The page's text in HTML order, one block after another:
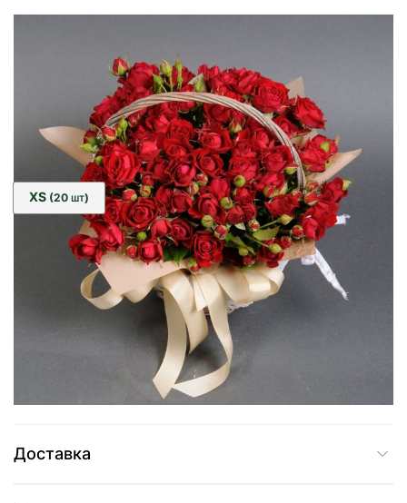
30см
Размер:
XS (20 ШТ)
3 355 грн
Добавить в корзину
Купить в один клик
Доставка